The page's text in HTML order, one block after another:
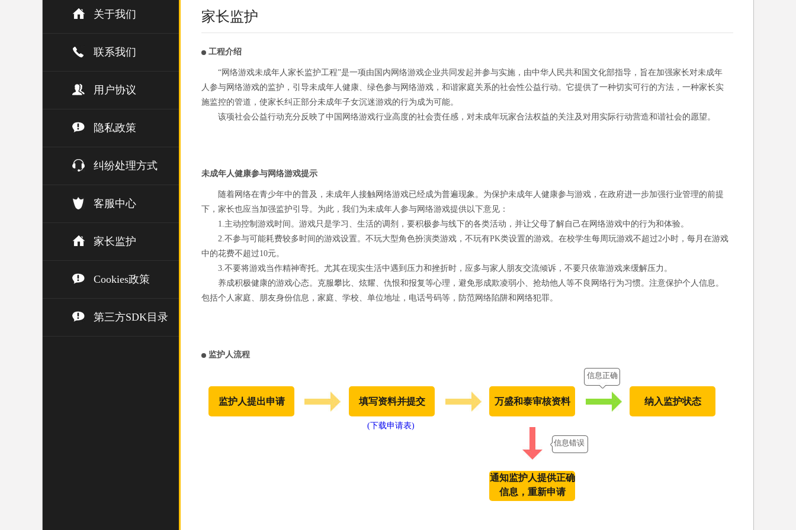
关于我们
联系我们
用户协议
隐私政策
纠纷处理方式
客服中心
家长监护
Cookies政策
第三方SDK目录
家长监护
工程介绍
“网络游戏未成年人家长监护工程”是一项由国内网络游戏企业共同发起并参与实施，由中华人民共和国文化部指导，旨在加强家长对未成年
人参与网络游戏的监护，引导未成年人健康、绿色参与网络游戏，和谐家庭关系的社会性公益行动。它提供了一种切实可行的方法，一种家长实
施监控的管道，使家长纠正部分未成年子女沉迷游戏的行为成为可能。
该项社会公益行动充分反映了中国网络游戏行业高度的社会责任感，对未成年玩家合法权益的关注及对用实际行动营造和谐社会的愿望。
未成年人健康参与网络游戏提示
随着网络在青少年中的普及，未成年人接触网络游戏已经成为普遍现象。为保护未成年人健康参与游戏，在政府进一步加强行业管理的前提
下，家长也应当加强监护引导。为此，我们为未成年人参与网络游戏提供以下意见：
1.主动控制游戏时间。游戏只是学习、生活的调剂，要积极参与线下的各类活动，并让父母了解自己在网络游戏中的行为和体验。
2.不参与可能耗费较多时间的游戏设置。不玩大型角色扮演类游戏，不玩有PK类设置的游戏。在校学生每周玩游戏不超过2小时，每月在游戏
中的花费不超过10元。
3.不要将游戏当作精神寄托。尤其在现实生活中遇到压力和挫折时，应多与家人朋友交流倾诉，不要只依靠游戏来缓解压力。
养成积极健康的游戏心态。克服攀比、炫耀、仇恨和报复等心理，避免形成欺凌弱小、抢劫他人等不良网络行为习惯。注意保护个人信息。
包括个人家庭、朋友身份信息，家庭、学校、单位地址，电话号码等，防范网络陷阱和网络犯罪。
监护人流程
监护人提出申请 填写资料并提交 万盛和泰审核资料 纳入监护状态
通知监护人提供正确
信息，重新申请
信息正确
信息错误
(下载申请表)